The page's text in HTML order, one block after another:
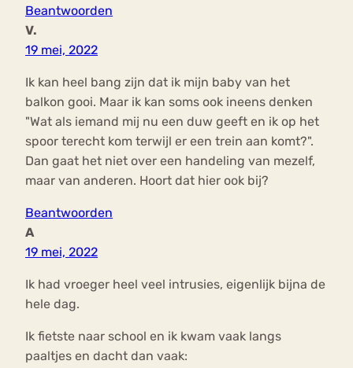
Beantwoorden
V.
19 mei, 2022
Ik kan heel bang zijn dat ik mijn baby van het
balkon gooi. Maar ik kan soms ook ineens denken
"Wat als iemand mij nu een duw geeft en ik op het
spoor terecht kom terwijl er een trein aan komt?".
Dan gaat het niet over een handeling van mezelf,
maar van anderen. Hoort dat hier ook bij?
Beantwoorden
A
19 mei, 2022
Ik had vroeger heel veel intrusies, eigenlijk bijna de
hele dag.
Ik fietste naar school en ik kwam vaak langs
paaltjes en dacht dan vaak: